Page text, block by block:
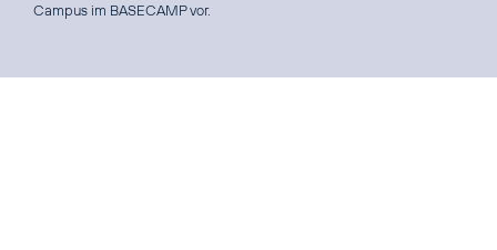
Campus im BASECAMP vor.